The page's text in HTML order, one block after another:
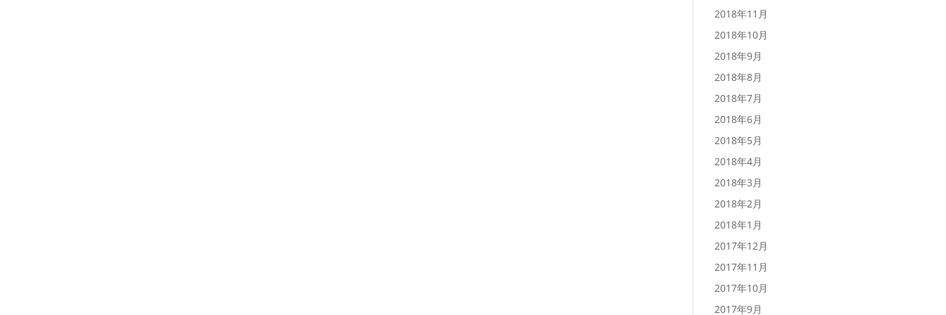
2018年11月
2018年10月
2018年9月
2018年8月
2018年7月
2018年6月
2018年5月
2018年4月
2018年3月
2018年2月
2018年1月
2017年12月
2017年11月
2017年10月
2017年9月